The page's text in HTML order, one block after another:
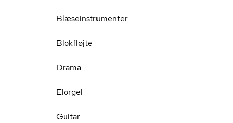
Blæseinstrumenter
Blokfløjte
Drama
Elorgel
Guitar